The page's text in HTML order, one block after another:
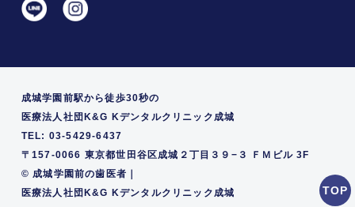
成城学園前駅から徒歩30秒の
医療法人社団K&G Kデンタルクリニック成城
TEL: 03-5429-6437
〒157-0066 東京都世田谷区成城２丁目３９−３ ＦＭビル 3F
©成城学園前の歯医者｜
医療法人社団K&G Kデンタルクリニック成城